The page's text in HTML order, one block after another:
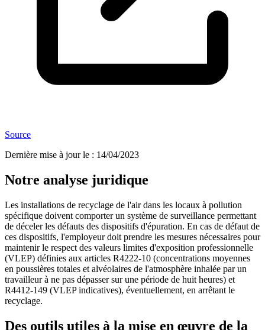
Source
Dernière mise à jour le : 14/04/2023
Notre analyse juridique
Les installations de recyclage de l'air dans les locaux à pollution
spécifique doivent comporter un système de surveillance permettant
de déceler les défauts des dispositifs d'épuration. En cas de défaut de
ces dispositifs, l'employeur doit prendre les mesures nécessaires pour
maintenir le respect des valeurs limites d'exposition professionnelle
(VLEP) définies aux articles R4222-10 (concentrations moyennes
en poussières totales et alvéolaires de l'atmosphère inhalée par un
travailleur à ne pas dépasser sur une période de huit heures) et
R4412-149 (VLEP indicatives), éventuellement, en arrêtant le
recyclage.
Des outils utiles à la mise en œuvre de la